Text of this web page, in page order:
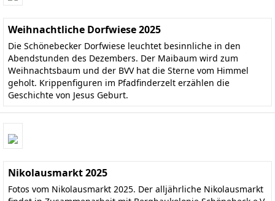
Weihnachtliche Dorfwiese 2025
Die Schönebecker Dorfwiese leuchtet besinnliche in den
Abendstunden des Dezembers. Der Maibaum wird zum
Weihnachtsbaum und der BVV hat die Sterne vom Himmel
geholt. Krippenfiguren im Pfadfinderzelt erzählen die
Geschichte von Jesus Geburt.
Nikolausmarkt 2025
Fotos vom Nikolausmarkt 2025. Der alljährliche Nikolausmarkt